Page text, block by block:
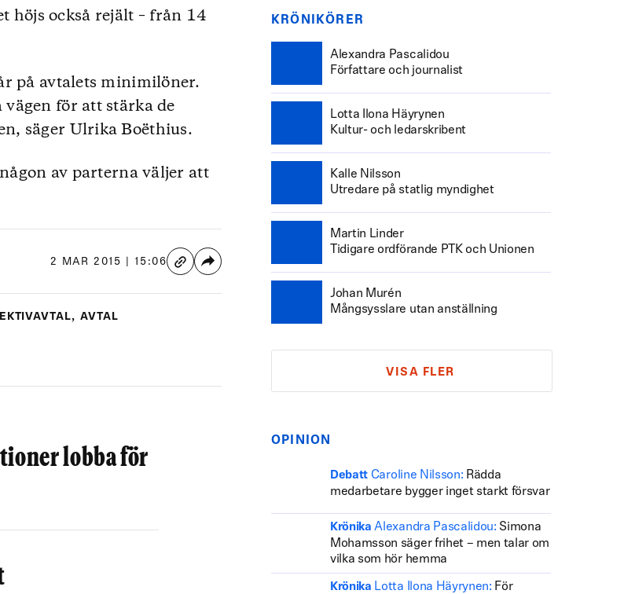
höjs också rejält – från 14
på avtalets minimilöner.
för att stärka de
säger Ulrika Boëthius.
av parterna väljer att
2 MAR 2015 | 15:06
, AVTAL
lobba för
KRÖNIKÖRER
Alexandra Pascalidou
Författare och journalist
Lotta Ilona Häyrynen
Kultur- och ledarskribent
Kalle Nilsson
Utredare på statlig myndighet
Martin Linder
Tidigare ordförande PTK och Unionen
Johan Murén
Mångsysslare utan anställning
VISA FLER
OPINION
Debatt Caroline Nilsson: Rädda
medarbetare bygger inget starkt försvar
Krönika Alexandra Pascalidou: Simona
Mohamsson säger frihet – men talar om
vilka som hör hemma
Krönika Lotta Ilona Häyrynen: För